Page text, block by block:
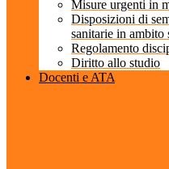
Misure urgenti in
Disposizioni di
sanitarie in ambito
Regolamento
Diritto allo studio
Docenti e ATA